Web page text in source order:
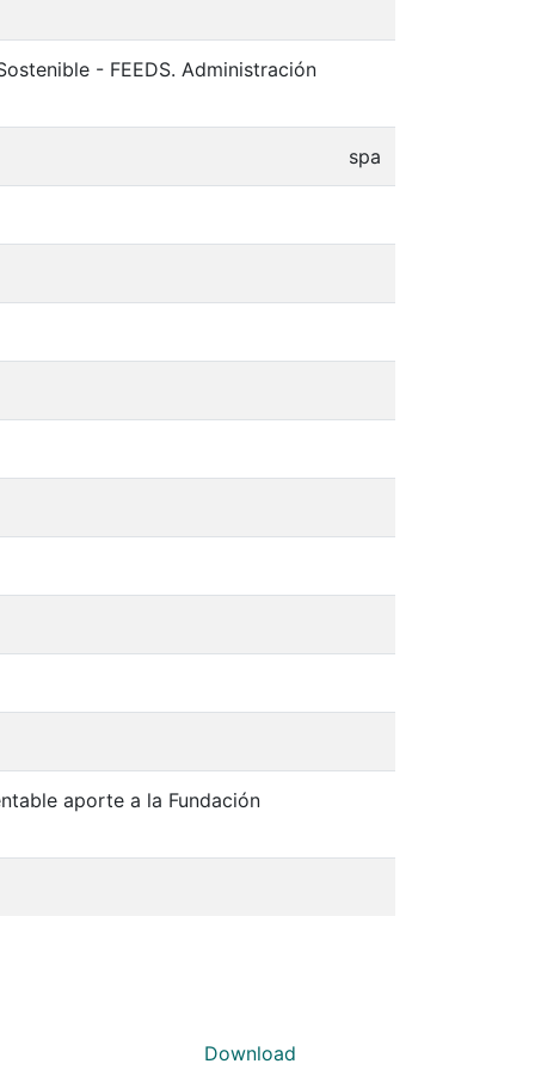
- FEEDS. Administración
spa
aporte a la Fundación
Download